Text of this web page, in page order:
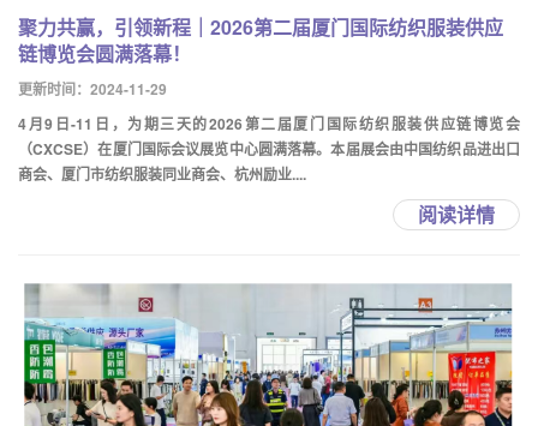
聚力共赢，引领新程｜2026第二届厦门国际纺织服装供应
链博览会圆满落幕！
更新时间：2024-11-29
4月9日-11日，为期三天的2026第二届厦门国际纺织服装供应链博览会
（CXCSE）在厦门国际会议展览中心圆满落幕。本届展会由中国纺织品进出口
商会、厦门市纺织服装同业商会、杭州励业....
阅读详情